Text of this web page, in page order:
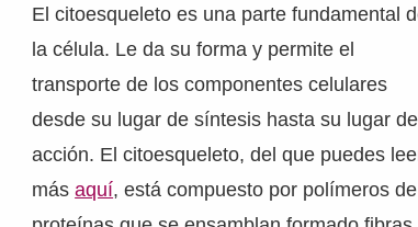
El citoesqueleto es una parte fundamental
la célula. Le da su forma y permite el
transporte de los componentes celulares
desde su lugar de síntesis hasta su lugar de
acción. El citoesqueleto, del que puedes
másaquí, está compuesto por polímeros de